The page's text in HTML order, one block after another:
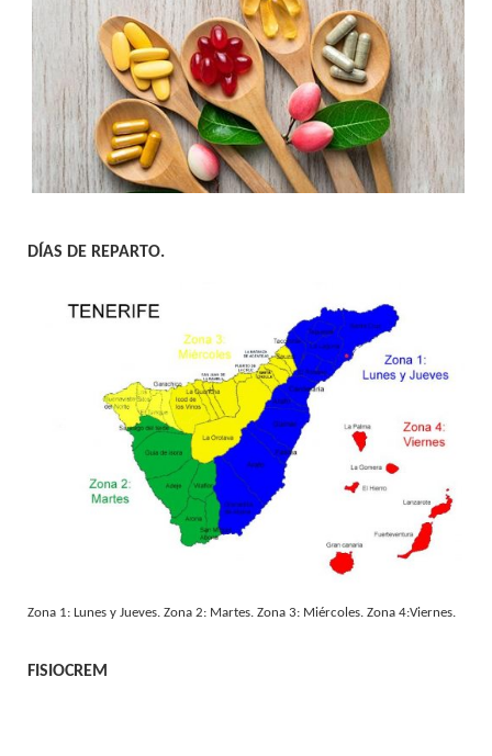
DÍAS DE REPARTO.
Zona 1: Lunes y Jueves. Zona 2: Martes. Zona 3: Miércoles. Zona 4:Viernes.
FISIOCREM